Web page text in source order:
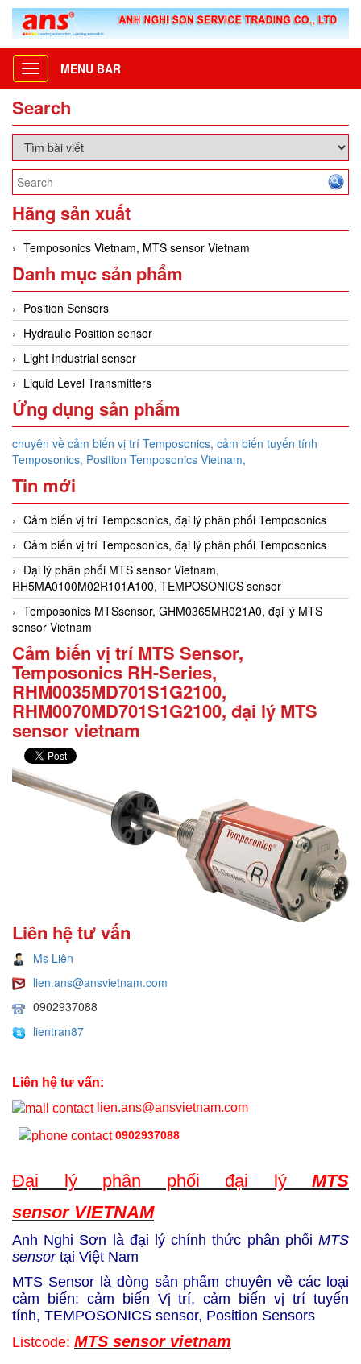
Toggle
navigation
MENU BAR
Search
Hãng sản xuất
Temposonics Vietnam, MTS sensor Vietnam
Danh mục sản phẩm
Position Sensors
Hydraulic Position sensor
Light Industrial sensor
Liquid Level Transmitters
Ứng dụng sản phẩm
chuyên về cảm biến vị trí Temposonics, cảm biến tuyến tính
Temposonics, Position Temposonics Vietnam,
Tin mới
Cảm biến vị trí Temposonics, đại lý phân phối Temposonics
Cảm biến vị trí Temposonics, đại lý phân phối Temposonics
Đại lý phân phối MTS sensor Vietnam,
RH5MA0100M02R101A100, TEMPOSONICS sensor
Temposonics MTSsensor, GHM0365MR021A0, đại lý MTS
sensor Vietnam
Cảm biến vị trí MTS Sensor,
Temposonics RH-Series,
RHM0035MD701S1G2100,
RHM0070MD701S1G2100, đại lý MTS
sensor vietnam
Liên hệ tư vấn
Ms Liên
lien.ans@ansvietnam.com
0902937088
lientran87
Liên hệ tư vấn:
lien.ans@ansvietnam.com
0902937088
Đại lý phân phối đại lý MTS
sensor VIETNAM
Anh Nghi Sơn là đại lý chính thức phân phối MTS
sensor tại Việt Nam
MTS Sensor là dòng sản phẩm chuyên về các loại
cảm biến: cảm biến Vị trí, cảm biến vị trí tuyến
tính, TEMPOSONICS sensor, Position Sensors
Listcode: MTS sensor vietnam